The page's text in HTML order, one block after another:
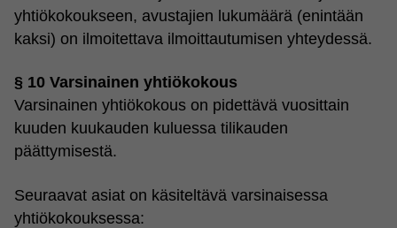
yhtiökokoukseen, avustajien lukumäärä (enintään
kaksi) on ilmoitettava ilmoittautumisen yhteydessä.
§ 10 Varsinainen yhtiökokous
Varsinainen yhtiökokous on pidettävä vuosittain
kuuden kuukauden kuluessa tilikauden
päättymisestä.
Seuraavat asiat on käsiteltävä varsinaisessa
yhtiökokouksessa: